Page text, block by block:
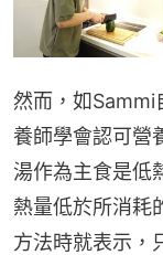
然而，如Sammi
養師學會認可營
湯作為主食是低
熱量低於所消耗
方法時就表示，